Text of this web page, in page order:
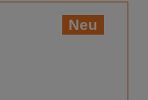
Neu